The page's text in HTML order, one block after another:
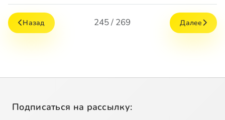
Назад 245 / 269 Далее
Подписаться на рассылку: